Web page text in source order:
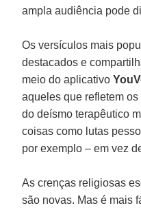
ampla audiência pode
Os versículos mais
destacados e
meio do aplicativo
aqueles que refletem
do deísmo terapêutico
coisas como lutas
por exemplo – em vez
As crenças religiosas
são novas. Mas é mais